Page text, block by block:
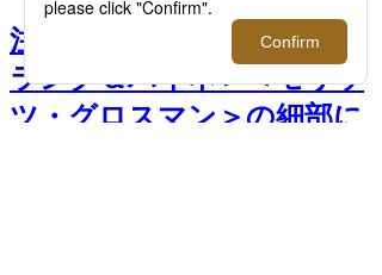
注目すべきドイツ時計！＜
ラング＆ハイネ＞＜モリッ
ツ・グロスマン＞の細部に